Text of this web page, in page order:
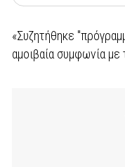
«Συζητήθηκε
αμοιβαία συμφωνία